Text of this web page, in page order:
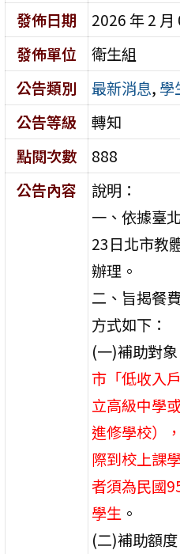
發佈日期
2026 年 2 月
發佈單位
衛生組
公告類別
最新消息, 學
公告等級
轉知
點閱次數
888
公告內容
說明：
一、依據臺
23日北市教
辦理。
二、旨揭餐
方式如下：
(一)補助對
市「低收入
立高級中學
進修學校）
際到校上課
者須為民國
學生 。
(二)補助額